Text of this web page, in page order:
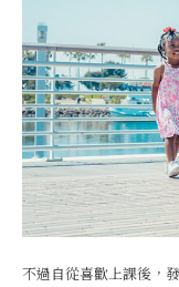
不過自從喜歡上課後，